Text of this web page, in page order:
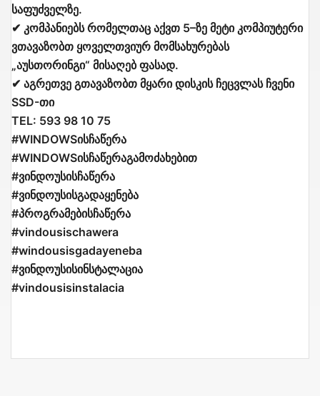
საფუძველზე.
✔ კომპანიებს რომელთაც აქვთ 5–ზე მეტი კომპიუტერი
ვთავაზობთ ყოველთვიურ მომსახურებას
„აუსთორინგი“ მისაღებ ფასად.
✔ აგრეთვე გთავაზობთ მყარი დისკის ჩეცვლას ჩვენი
SSD-თი
TEL: 593 98 10 75
#WINDOWSისჩაწერა
#WINDOWSისჩაწერაგამოძახებით
#ვინდოუსისჩაწერა
#ვინდოუსისგადაყენება
#პროგრამებისჩაწერა
#vindousischawera
#windousisgadayeneba
#ვინდოუსისინსტალაცია
#vindousisinstalacia